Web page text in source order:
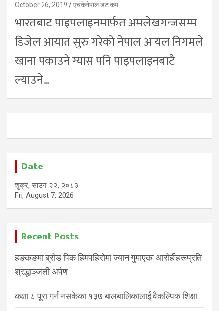
October 26, 2019 एचकेनेपाल डट कम
भारतबाट पाइपलाइनमार्फत अमलेखगन्जसम्म
डिजेल आयात सुरु गरेको नेपाल आयल निगमले
खाना पकाउने ग्यास पनि पाइपलाइनबाटै
ल्याउने…
Date
शुक्र, साउन २२, २०८३
Fri, August 7, 2026
Recent Posts
हङकङमा ब्रोड पिक हिमपहिरोमा ज्यान गुमाएका आरोहीहरूप्रति
श्रद्धाञ्जली अर्पण
कक्षा ८ पूरा गर्न नसकेका १३७ बालबालिकालाई वैकल्पिक शिक्षा